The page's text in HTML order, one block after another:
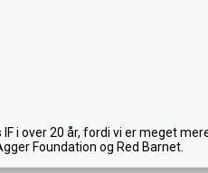
i over 20 år, fordi vi er meget
Foundation og Red Barnet.